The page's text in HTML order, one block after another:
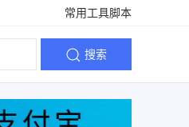
常用工具脚本
搜索